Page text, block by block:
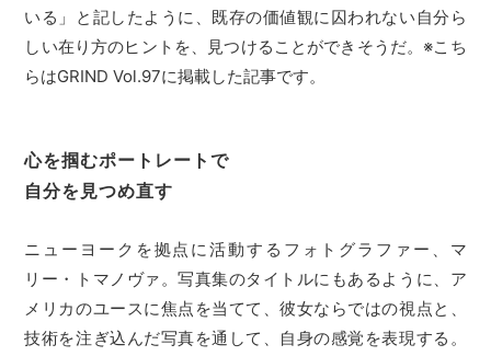
いる」と記したように、既存の価値観に囚われない自分ら
しい在り方のヒントを、見つけることができそうだ。※こち
らはGRIND Vol.97に掲載した記事です。
心を掴むポートレートで
自分を見つめ直す
ニューヨークを拠点に活動するフォトグラファー、マ
リー・トマノヴァ。写真集のタイトルにもあるように、ア
メリカのユースに焦点を当てて、彼女ならではの視点と、
技術を注ぎ込んだ写真を通して、自身の感覚を表現する。